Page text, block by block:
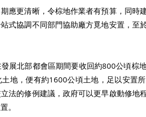
應更清晰，令棕地作業者有預算，同時
式協調不同部門協助廠方覓地安置，至
展北部都會區期間要收回約800公頃棕
地，便有約1600公頃土地，足以安置
法的修例建議，政府可以更早啟動修地
。